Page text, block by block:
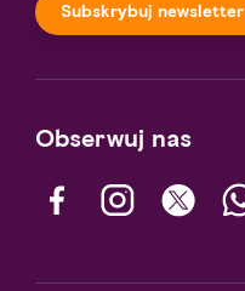
Subskrybuj newsletter
Obserwuj nas